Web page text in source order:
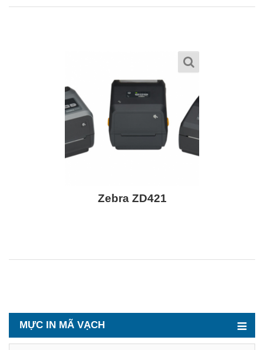
Zebra ZD421
MỰC IN MÃ VẠCH